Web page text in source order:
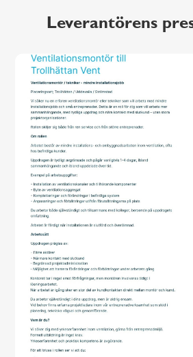
Leverantörens